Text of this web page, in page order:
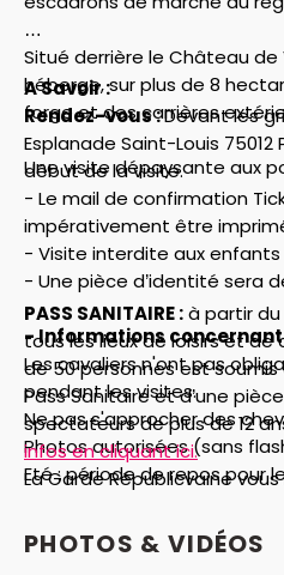
Situé derrière le Château de
héberge, sur plus de 8
forge et des carrières
Une visite dépaysante aux
A Savoir :
Rendez-vous :Devant les
Esplanade Saint-Louis
début de la visite.
- Le mail de confirmation
impérativement être
- Visite interdite aux
- Une pièce d’identité sera
- Informations concernant
Les cavaliers n'ont pas
pendant les visites.
Ne pas s'approcher des
Photos autorisées (sans
Eté : période de repos pour
Information importante :
PASS SANITAIRE :à partir du
tous les lieux de loisirs et
de 50 personnes est
Pass Sanitaire et d’une
spectateurs de plus de 12
infos en cliquant ici.
La Garde Républicvaine
format papier concernant
(test PCR, certificat de
PHOTOS & VIDÉOS